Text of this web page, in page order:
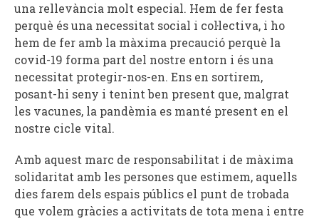
una rellevància molt especial. Hem de fer festa
perquè és una necessitat social i col·lectiva, i ho
hem de fer amb la màxima precaució perquè la
covid-19 forma part del nostre entorn i és una
necessitat protegir-nos-en. Ens en sortirem,
posant-hi seny i tenint ben present que, malgrat
les vacunes, la pandèmia es manté present en el
nostre cicle vital.
Amb aquest marc de responsabilitat i de màxima
solidaritat amb les persones que estimem, aquells
dies farem dels espais públics el punt de trobada
que volem gràcies a activitats de tota mena i entre